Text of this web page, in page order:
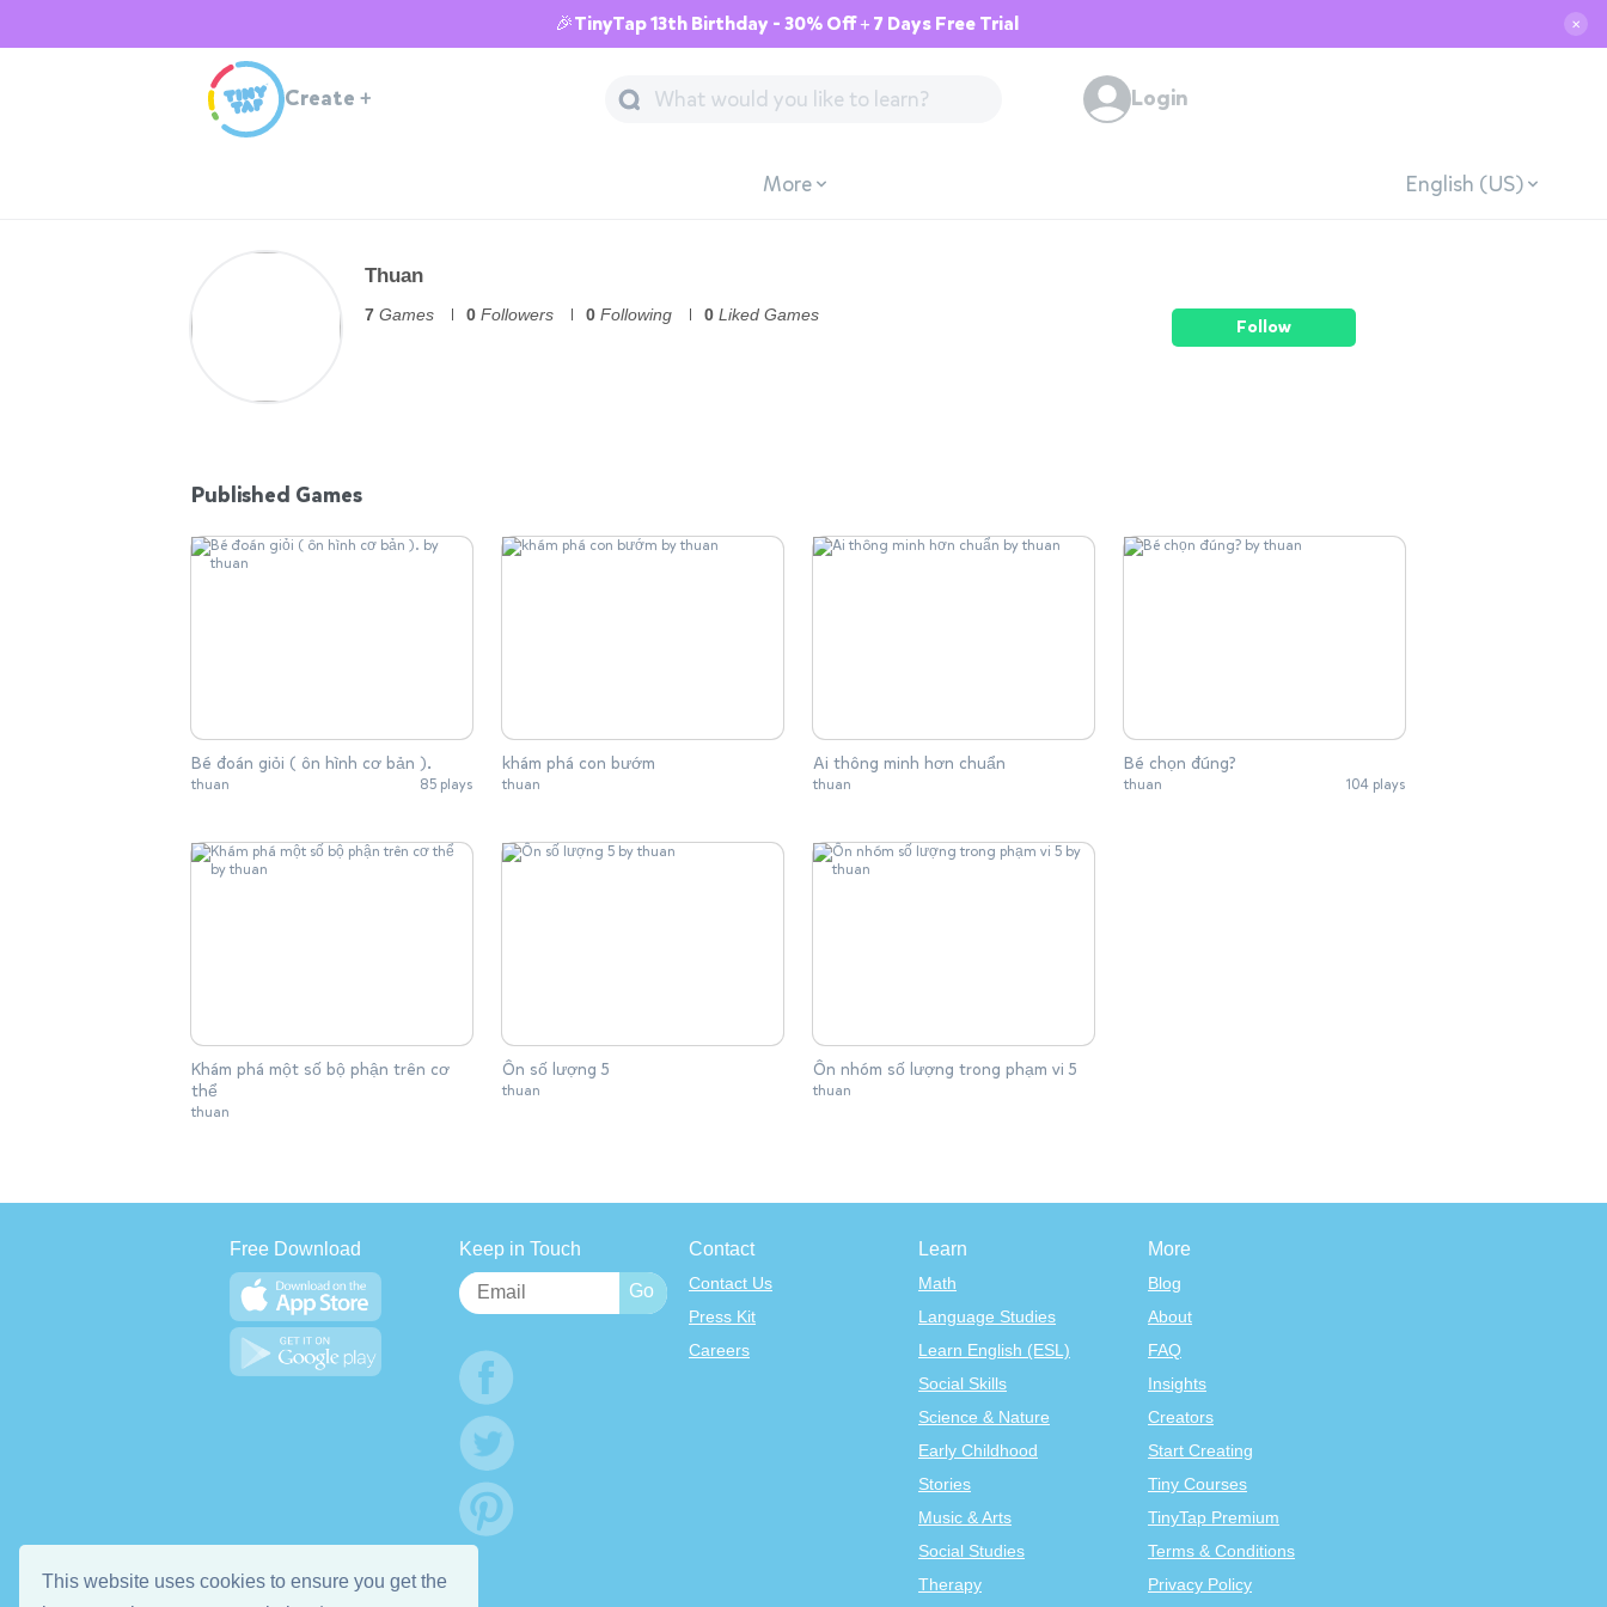
This website uses cookies to ensure you get the
🎉TinyTap 13th Birthday - 30% Off + 7 Days Free Trial ✕
Create + Login
More English (US)
Thuan
7 Games 0 Followers 0 Following 0 Liked Games
Follow
Published Games
Bé đoán giỏi ( ôn hình cơ bản ).
thuan 85 plays
khám phá con bướm
thuan
Ai thông minh hơn chuẩn
thuan
Bé chọn đúng?
thuan 104 plays
Khám phá một số bộ phận trên cơ
thể
thuan
Ôn số lượng 5
thuan
Ôn nhóm số lượng trong phạm vi 5
thuan
Free Download Keep in Touch Contact
Contact Us
Press Kit
Careers
Learn
Math
Language Studies
Learn English (ESL)
Social Skills
Science & Nature
Early Childhood
Stories
Music & Arts
Social Studies
Therapy
More
Blog
About
FAQ
Insights
Creators
Start Creating
Tiny Courses
TinyTap Premium
Terms & Conditions
Privacy Policy